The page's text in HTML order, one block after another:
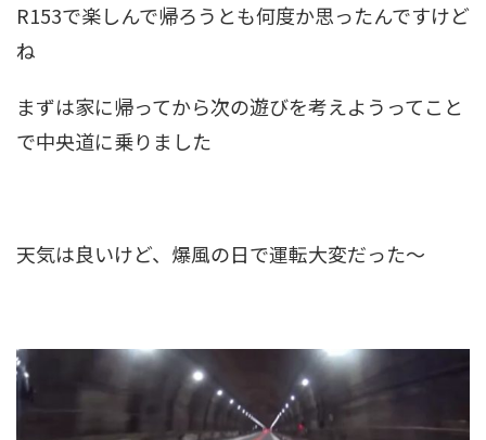
R153で楽しんで帰ろうとも何度か思ったんですけど
ね
まずは家に帰ってから次の遊びを考えようってこと
で中央道に乗りました
天気は良いけど、爆風の日で運転大変だった～